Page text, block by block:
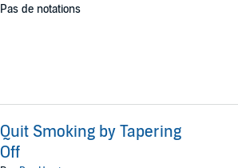
Pas de notations
Quit Smoking by Tapering
Off